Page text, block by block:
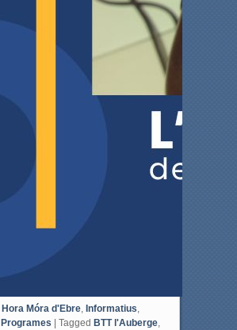
Hora Móra d'Ebre, Informatius
Programes | Tagged BTT l'Auberge,